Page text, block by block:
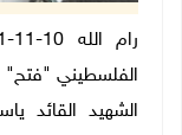
الفلسطيني "فتح"
الشهيد القائد